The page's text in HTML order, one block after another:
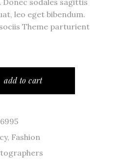
leo eget bibendum.
Theme parturient
add to cart
, Fashion